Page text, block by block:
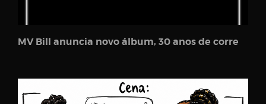
MV Bill anuncia novo álbum, 30 anos de corre